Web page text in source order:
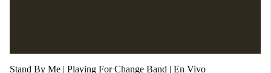
Stand By Me | Playing For Change Band | En Vivo